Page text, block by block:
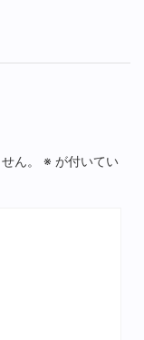
ん。 ※ が付いてい